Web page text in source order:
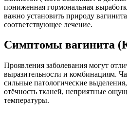
пониженная гормональная
важно установить природу
соответствующее лечение.
Симптомы вагинита
Проявления заболевания могут
выразительности и комбинациям.
сильные патологические
отёчность тканей, неприятные
температуры.